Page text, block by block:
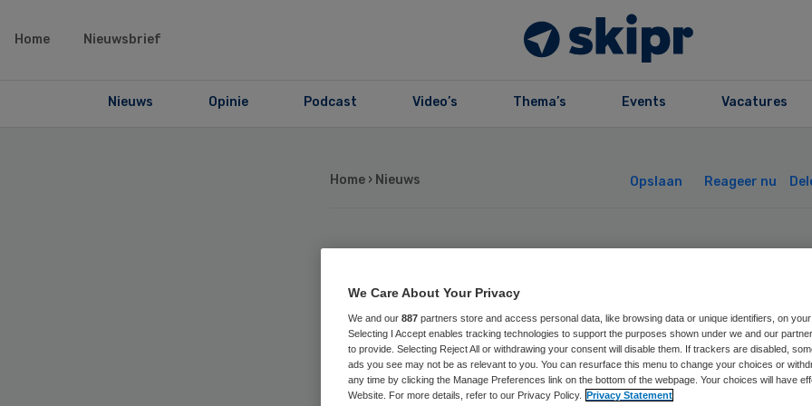
Home Nieuwsbrief
Nieuws Opinie Podcast Video’s Thema’s Events Vacatures
Home › Nieuws Opslaan Reageer nu
Stichting Diaphora
Velp onder toezicht
We Care About Your Privacy
We and our 887 partners store and access personal data, like browsing data or unique identifiers, on
Selecting I Accept enables tracking technologies to support the purposes shown under we and our
to provide. Selecting Reject All or withdrawing your consent will disable them. If trackers are disabled,
ads you see may not be as relevant to you. You can resurface this menu to change your choices or
any time by clicking the Manage Preferences link on the bottom of the webpage. Your choices will have
Website. For more details, refer to our Privacy Policy. Privacy Statement